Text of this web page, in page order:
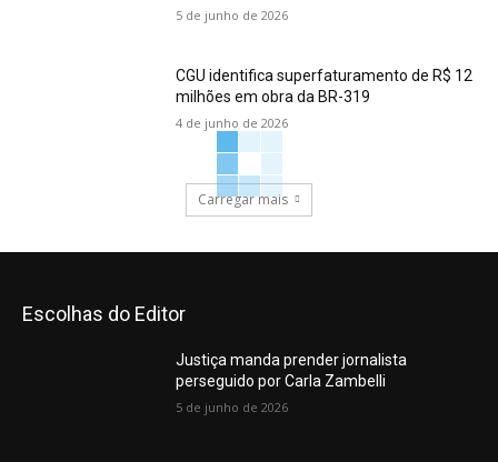
5 de junho de 2026
CGU identifica superfaturamento de R$ 12
milhões em obra da BR-319
4 de junho de 2026
Carregar mais
Escolhas do Editor
Justiça manda prender jornalista
perseguido por Carla Zambelli
5 de junho de 2026